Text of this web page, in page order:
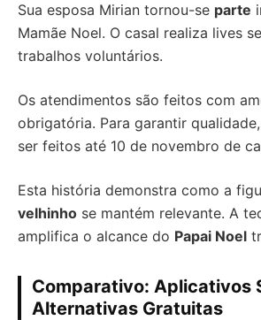
Sua esposa Mirian tornou-se parte
Mamãe Noel. O casal realiza lives
trabalhos voluntários.
Os atendimentos são feitos com
obrigatória. Para garantir
ser feitos até 10 de novembro de
Esta história demonstra como a
velhinho se mantém relevante. A
amplifica o alcance do Papai Noel
Comparativo: Aplicativos
Alternativas Gratuitas